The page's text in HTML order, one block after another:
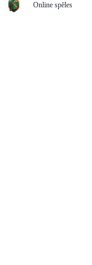
Online spēles